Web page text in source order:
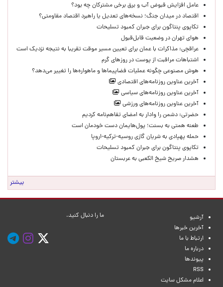
عامل افزایش قبوض آب و برق برخی مشترکان چه بود؟
اقتصاد در میدان جنگ؛ نسخه‌های تعدیل یا راهبرد اقتصاد مقاومتی؟
تکاپوی پنتاگون برای جبران کمبود تسلیحات
هوای تهران در وضعیت قابل‌قبول
عراقچی: مذاکرات با عمان برای تعیین مسیر موقت تقریبا به نتیجه نزدیک است
اشتباهات مراقبت از پوست در روزهای گرم
هوش مصنوعی چگونه عملیات فضاپیماها و ماهواره‌ها را تغییر می‌دهد؟
آخرین عناوین روزنامه‌های اقتصادی
آخرین عناوین روزنامه‌های سیاسی
آخرین عناوین روزنامه‌های ورزشی
حضرتی: دشمن را وادار به امضای تفاهم‌نامه کردیم
طعنه همتی به بسنت؛ پول‌هایمان دست خودمان است
حمله پهپادی به شریان گازی روسیه-ترکیه-اروپا
تکاپوی پنتاگون برای جبران کمبود تسلیحات
هشدار صریح شیخ الکعبی به عربستان
بیشتر
آرشیو
آخرین خبرها
ارتباط با ما
درباره ما
پیوندها
RSS
اعلام مشکل سایت
ما را دنبال کنید.